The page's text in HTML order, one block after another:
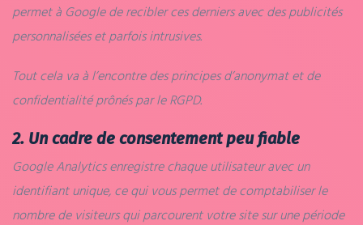
permet à Google de recibler ces derniers avec des publicités
personnalisées et parfois intrusives.
Tout cela va à l’encontre des principes d’anonymat et de
confidentialité prônés par le RGPD.
2. Un cadre de consentement peu fiable
Google Analytics enregistre chaque utilisateur avec un
identifiant unique, ce qui vous permet de comptabiliser le
nombre de visiteurs qui parcourent votre site sur une période